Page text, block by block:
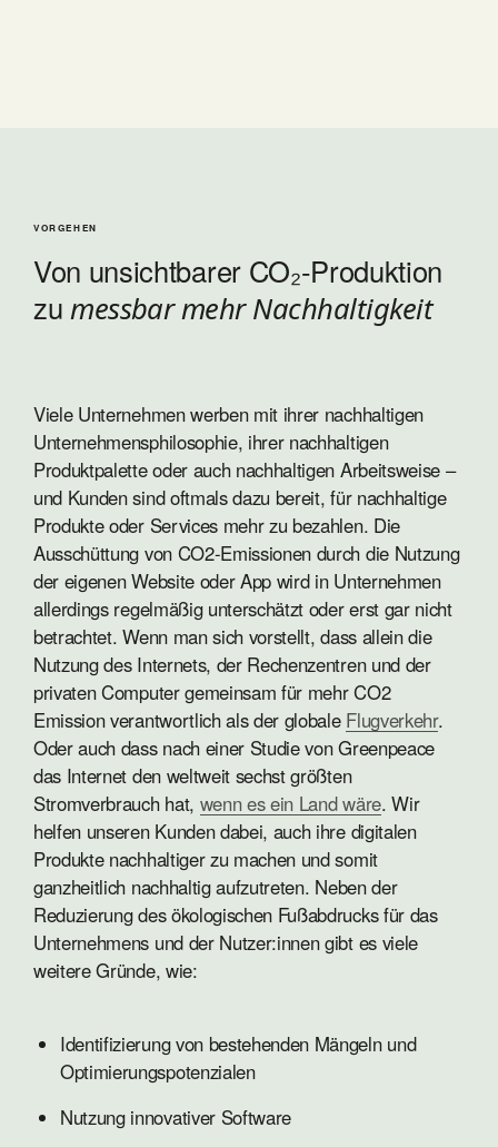
VORGEHEN
Von unsichtbarer CO₂-Produktion
zu messbar mehr Nachhaltigkeit
Viele Unternehmen werben mit ihrer nachhaltigen
Unternehmensphilosophie, ihrer nachhaltigen
Produktpalette oder auch nachhaltigen Arbeitsweise –
und Kunden sind oftmals dazu bereit, für nachhaltige
Produkte oder Services mehr zu bezahlen. Die
Ausschüttung von CO2-Emissionen durch die Nutzung
der eigenen Website oder App wird in Unternehmen
allerdings regelmäßig unterschätzt oder erst gar nicht
betrachtet. Wenn man sich vorstellt, dass allein die
Nutzung des Internets, der Rechenzentren und der
privaten Computer gemeinsam für mehr CO2
Emission verantwortlich als der globale Flugverkehr.
Oder auch dass nach einer Studie von Greenpeace
das Internet den weltweit sechst größten
Stromverbrauch hat, wenn es ein Land wäre. Wir
helfen unseren Kunden dabei, auch ihre digitalen
Produkte nachhaltiger zu machen und somit
ganzheitlich nachhaltig aufzutreten. Neben der
Reduzierung des ökologischen Fußabdrucks für das
Unternehmens und der Nutzer:innen gibt es viele
weitere Gründe, wie:
Identifizierung von bestehenden Mängeln und
Optimierungspotenzialen
Nutzung innovativer Software